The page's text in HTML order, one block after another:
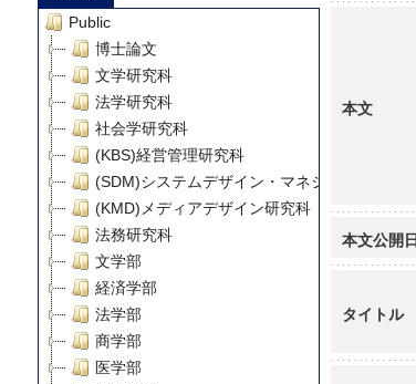
Public
博士論文
文学研究科
法学研究科
社会学研究科
(KBS)経営管理研究科
(SDM)システムデザイン・マネジメント研究科
(KMD)メディアデザイン研究科
法務研究科
文学部
経済学部
法学部
商学部
医学部
本文
本文公開日
タイトル